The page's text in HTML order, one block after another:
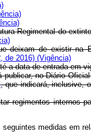
Regimental do
de existir na
de 2016) (Vigência)
a data de entrada em
no Diário
, que indicará, inclusive,
regimentos
medidas em